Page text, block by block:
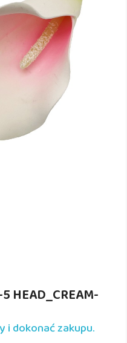
HEAD_CREAM-
i dokonać zakupu.